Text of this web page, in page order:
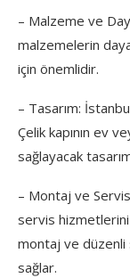
– Malzeme ve
malzemelerin
için önemlidir.
– Tasarım:
Çelik kapının ev
sağlayacak
– Montaj ve
servis hizmetlerini
montaj ve düzenli
sağlar.